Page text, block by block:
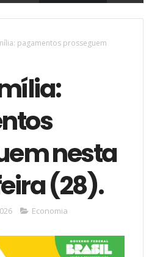
pagamentos prosseguem
nesta
(28).
Economia